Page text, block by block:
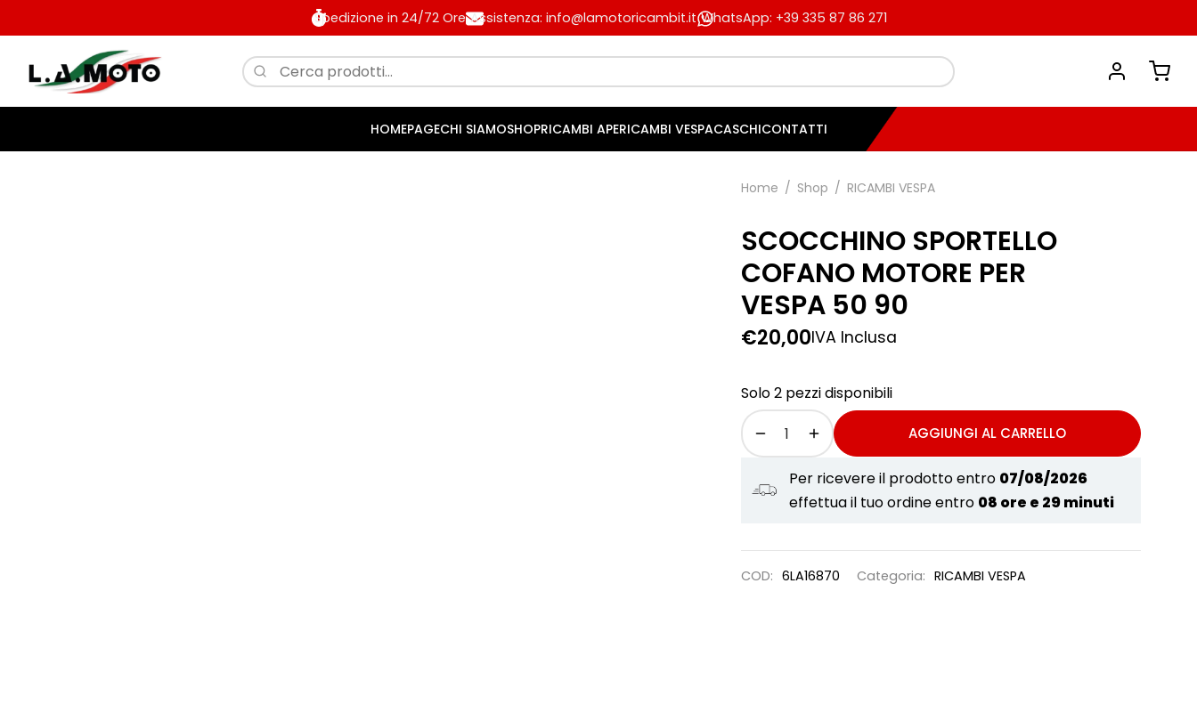
Spedizione in 24/72 Ore Assistenza: info@lamotoricambit.it WhatsApp: +39 335 87 86 271
HOMEPAGECHI SIAMOSHOPRICAMBI APERICAMBI VESPACASCHICONTATTI
Home / Shop / RICAMBI VESPA
SCOCCHINO SPORTELLO
COFANO MOTORE PER
VESPA 50 90
€20,00IVA Inclusa
Solo 2 pezzi disponibili
AGGIUNGI AL CARRELLO
Per ricevere il prodotto entro 07/08/2026
effettua il tuo ordine entro 08 ore e 29 minuti
COD: 6LA16870 Categoria: RICAMBI VESPA